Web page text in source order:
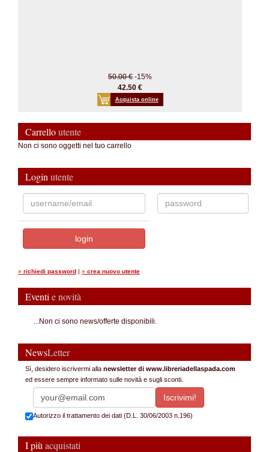
50.00 € -15%
42.50 €
Acquista online
Carrelloutente
Non ci sono oggetti nel tuo carrello
Login utente
» richiedi password | » crea nuovo utente
Eventi e novità
...Non ci sono news/offerte disponibili.
NewsLetter
Sì, desidero iscrivermi alla newsletter di www.libreriadellaspada.com
ed essere sempre informato sulle novità e sugli sconti.
Autorizzo il trattamento dei dati (D.L. 30/06/2003 n.196)
I più acquistati